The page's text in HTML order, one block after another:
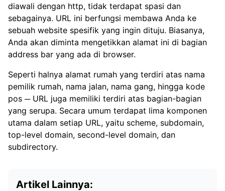
diawali dengan http, tidak terdapat spasi dan
sebagainya. URL ini berfungsi membawa Anda ke
sebuah website spesifik yang ingin dituju. Biasanya,
Anda akan diminta mengetikkan alamat ini di bagian
address bar yang ada di browser.
Seperti halnya alamat rumah yang terdiri atas nama
pemilik rumah, nama jalan, nama gang, hingga kode
pos ─ URL juga memiliki terdiri atas bagian-bagian
yang serupa. Secara umum terdapat lima komponen
utama dalam setiap URL, yaitu scheme, subdomain,
top-level domain, second-level domain, dan
subdirectory.
Artikel Lainnya: